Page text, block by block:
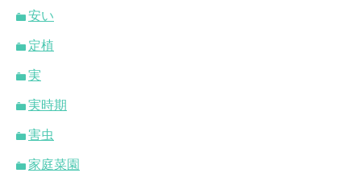
安い
定植
実
実時期
害虫
家庭菜園